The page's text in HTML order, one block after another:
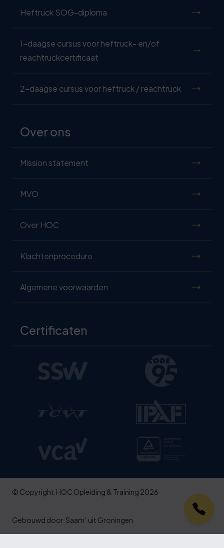
Heftruck SOG-diploma
1-daagse cursus voor heftruck- en/of
reachtruckcertificaat
2-daagse cursus voor heftruck / reachtruck
Over ons
Mission statement
MVO
Over HOC
Klachtenprocedure
Algemene voorwaarden
Certificaten
© Copyright HOC Opleiding & Training 2026
Gebouwd door Saam' uit Groningen